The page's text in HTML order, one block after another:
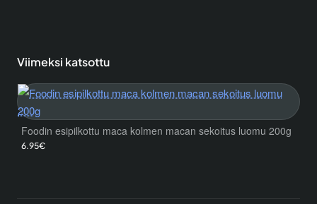
Viimeksi katsottu
Foodin esipilkottu maca kolmen macan sekoitus luomu 200g
6.95€